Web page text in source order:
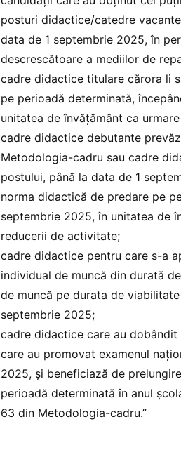
posturi didactice/catedre
data de 1 septembrie 2025, în
descrescătoare a mediilor de
cadre didactice titulare cărora li
pe perioadă determinată,
unitatea de învăţământ ca
cadre didactice debutante
Metodologia-cadru sau cadre
postului, până la data de 1
norma didactică de predare pe
septembrie 2025, în unitatea de
reducerii de activitate;
cadre didactice pentru care s-a
individual de muncă din durată
de muncă pe durata de
septembrie 2025;
cadre didactice care au
care au promovat examenul
2025, şi beneficiază de
perioadă determinată în anul
63 din Metodologia-cadru.”